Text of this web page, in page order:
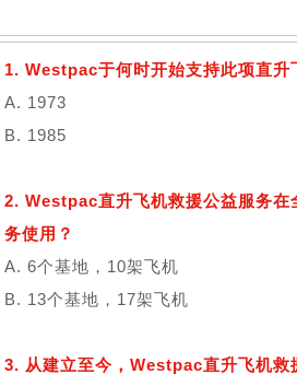
1. Westpac于何时开始支持此项直升
A. 1973
B. 1985
2. Westpac直升飞机救援公益服务在
务使用？
A. 6个基地，10架飞机
B. 13个基地，17架飞机
3. 从建立至今，Westpac直升飞机救